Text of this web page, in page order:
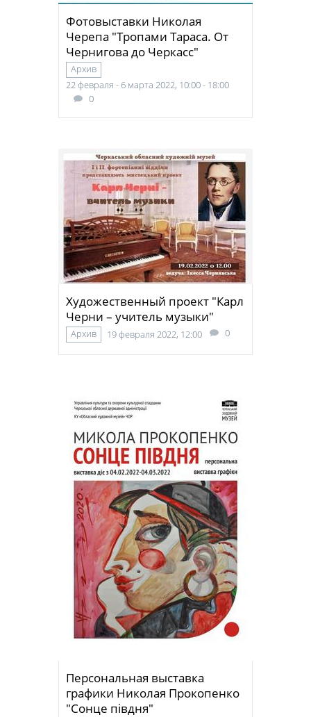
Фотовыставки Николая
Черепа "Тропами Тараса. От
Чернигова до Черкасс"
Архив
22 февраля - 6 марта 2022, 10:00 - 18:00
0
Художественный проект "Карл
Черни – учитель музыки"
Архив 19 февраля 2022, 12:00 0
Персональная выставка
графики Николая Прокопенко
"Сонце півдня"